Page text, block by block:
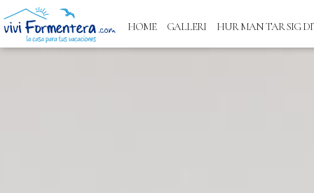
HOME GALLERI HUR MAN TAR SIG